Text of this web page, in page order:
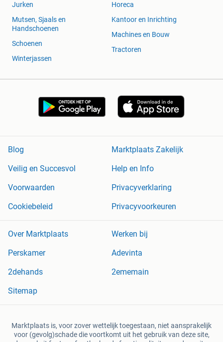
Jurken
Mutsen, Sjaals en
Handschoenen
Schoenen
Winterjassen
Horeca
Kantoor en Inrichting
Machines en Bouw
Tractoren
Blog
Marktplaats Zakelijk
Veilig en Succesvol
Help en Info
Voorwaarden
Privacyverklaring
Cookiebeleid
Privacyvoorkeuren
Over Marktplaats
Werken bij
Perskamer
Adevinta
2dehands
2ememain
Sitemap
Marktplaats is, voor zover wettelijk toegestaan, niet aansprakelijk
voor (gevolg)schade die voortkomt uit het gebruik van deze site,